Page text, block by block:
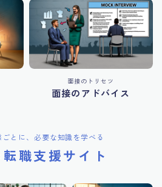
面接のトリセツ
面接のアドバイス
とに、必要な知識を学べる
職支援サイト